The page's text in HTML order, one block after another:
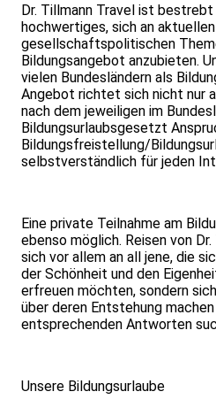
Dr. Tillmann Travel ist
hochwertiges, sich an
gesellschaftspolitischen
Bildungsangebot anzubieten.
vielen Bundesländern als
Angebot richtet sich nicht nur
nach dem jeweiligen im
Bildungsurlaubsgesetzt
Bildungsfreistellung/
selbstverständlich für jeden
Eine private Teilnahme am
ebenso möglich. Reisen von
sich vor allem an all jene, die
der Schönheit und den
erfreuen möchten, sondern
über deren Entstehung
entsprechenden Antworten
Unsere Bildungsurlaube